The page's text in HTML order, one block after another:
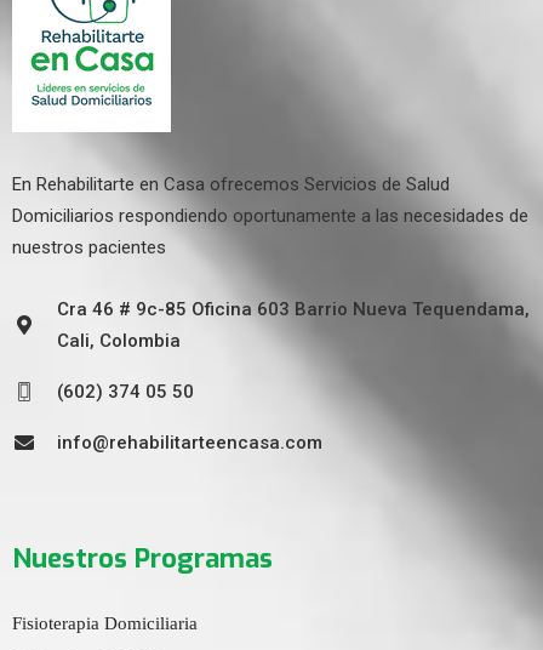
En Rehabilitarte en Casa ofrecemos Servicios de Salud
Domiciliarios respondiendo oportunamente a las necesidades de
nuestros pacientes
Cra 46 # 9c-85 Oficina 603 Barrio Nueva Tequendama,
Cali, Colombia
(602) 374 05 50
info@rehabilitarteencasa.com
Nuestros Programas
Fisioterapia Domiciliaria